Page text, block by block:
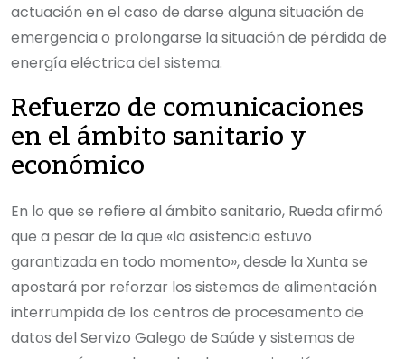
actuación en el caso de darse alguna situación de
emergencia o prolongarse la situación de pérdida de
energía eléctrica del sistema.
Refuerzo de comunicaciones
en el ámbito sanitario y
económico
En lo que se refiere al ámbito sanitario, Rueda afirmó
que a pesar de la que «la asistencia estuvo
garantizada en todo momento», desde la Xunta se
apostará por reforzar los sistemas de alimentación
interrumpida de los centros de procesamento de
datos del Servizo Galego de Saúde y sistemas de